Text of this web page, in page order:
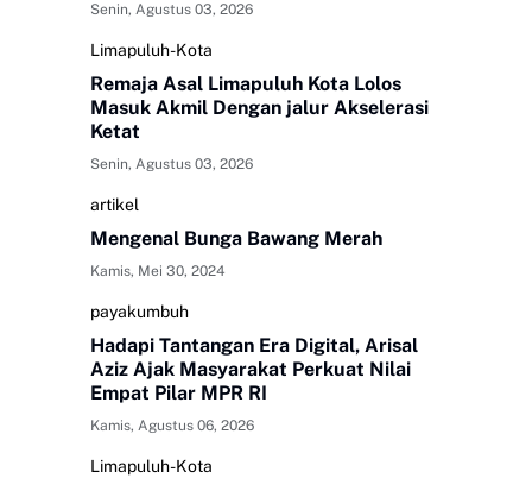
Senin, Agustus 03, 2026
Limapuluh-Kota
Remaja Asal Limapuluh Kota Lolos
Masuk Akmil Dengan jalur Akselerasi
Ketat
Senin, Agustus 03, 2026
artikel
Mengenal Bunga Bawang Merah
Kamis, Mei 30, 2024
payakumbuh
Hadapi Tantangan Era Digital, Arisal
Aziz Ajak Masyarakat Perkuat Nilai
Empat Pilar MPR RI
Kamis, Agustus 06, 2026
Limapuluh-Kota